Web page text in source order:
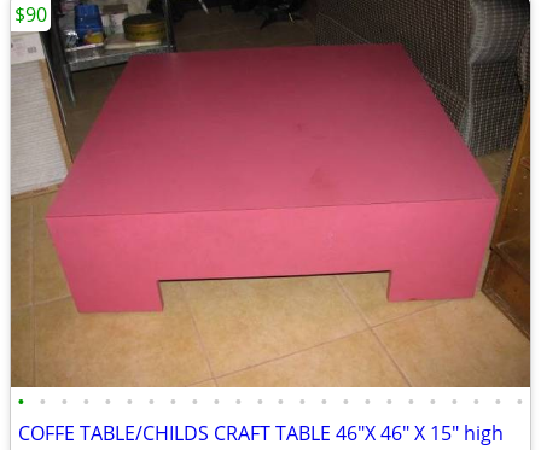
• • • • • • • • • • • • • • • • • • • • • • • •
COFFE TABLE/CHILDS CRAFT TABLE 46"X 46" X 15" high
$90